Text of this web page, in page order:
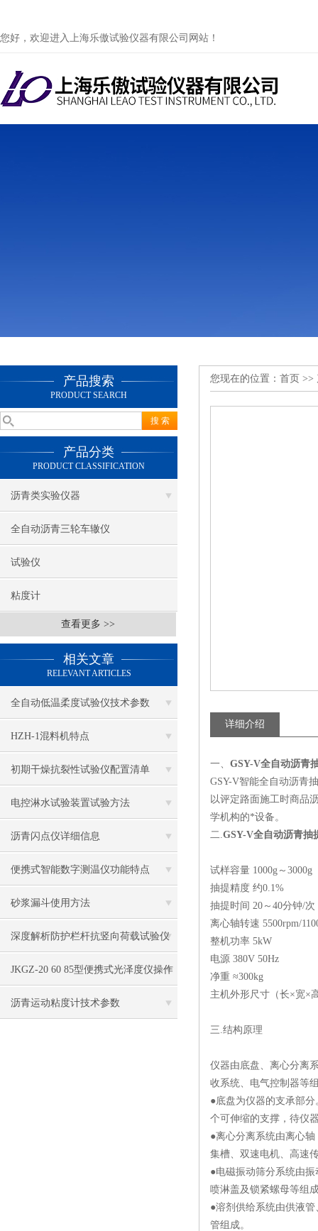
您好，欢迎进入上海乐傲试验仪器有限公司网站！
产品搜索
PRODUCT SEARCH
产品分类
PRODUCT CLASSIFICATION
沥青类实验仪器
全自动沥青三轮车辙仪
试验仪
粘度计
查看更多 >>
相关文章
RELEVANT ARTICLES
全自动低温柔度试验仪技术参数
HZH-1混料机特点
初期干燥抗裂性试验仪配置清单
电控淋水试验装置试验方法
沥青闪点仪详细信息
便携式智能数字测温仪功能特点
砂浆漏斗使用方法
深度解析防护栏杆抗竖向荷载试验仪
的测试原理
JKGZ-20 60 85型便携式光泽度仪操作
使用
沥青运动粘度计技术参数
您现在的位置： 首页 >>
详细介绍
一、 GSY-V全自动沥青
GSY-V智能全自动沥青
以评定路面施工时商品
学机构的*设备。
二.GSY-V全自动沥青抽
试样容量 1000g～3000g
抽提精度 约0.1%
抽提时间 20～40分钟/次
离心轴转速 5500rpm/
整机功率 5kW
电源 380V 50Hz
净重 ≈300kg
主机外形尺寸（长×宽×
三.结构原理
仪器由底盘、离心分离
收系统、电气控制器等
●底盘为仪器的支承部
个可伸缩的支撑，待仪
●离心分离系统由离心
集槽、双速电机、高速
●电磁振动筛分系统由
喷淋盖及锁紧螺母等组
●溶剂供给系统由供液
管组成。